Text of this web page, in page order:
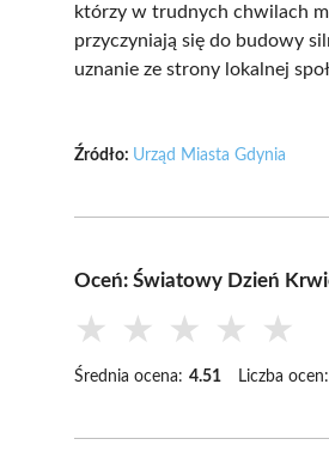
którzy w trudnych chwilach
przyczyniają się do budowy
uznanie ze strony lokalnej
Źródło: Urząd Miasta Gdynia
Oceń: Światowy Dzień
★ ★ ★ ★ ★
Średnia ocena: 4.51 Liczba ocen: